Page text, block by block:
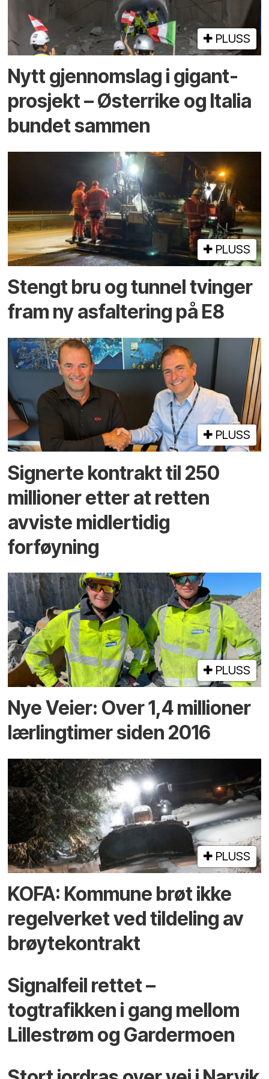
PLUSS
Nytt gjennomslag i gigant­
prosjekt – Østerrike og Italia
bundet sammen
PLUSS
Stengt bru og tunnel tvinger
fram ny asfaltering på E8
PLUSS
Signerte kontrakt til 250
millioner etter at retten
avviste midlertidig
forføyning
PLUSS
Nye Veier: Over 1,4 millioner
lærlingtimer siden 2016
PLUSS
KOFA: Kommune brøt ikke
regelverket ved tildeling av
brøytekontrakt
Signalfeil rettet –
togtrafikken i gang mellom
Lillestrøm og Gardermoen